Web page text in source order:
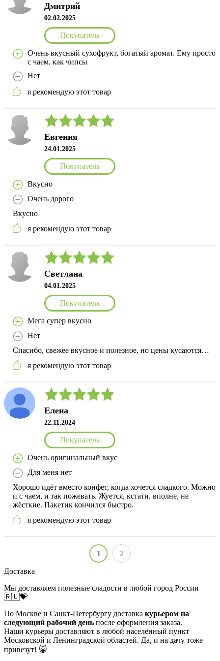
Дмитрий
02.02.2025
Покупатель
Очень вкусный сухофрукт, богатый аромат. Ему просто
с чаем, как чипсы
Нет
я рекомендую этот товар
Евгения
24.01.2025
Покупатель
Вкусно
Очень дорого
Вкусно
я рекомендую этот товар
Светлана
04.01.2025
Покупатель
Мега супер вкусно
Нет
Спасибо, свежее вкусное и полезное, но цены кусаются…
я рекомендую этот товар
Елена
22.11.2024
Покупатель
Очень оригинальный вкус
Для меня нет
Хорошо идёт вместо конфет, когда хочется сладкого. Можно
и с чаем, и так пожевать. Жуется, кстати, вполне, не
жёсткие. Пакетик кончился быстро.
я рекомендую этот товар
1 2
Доставка
Мы доставляем полезные сладости в любой город России
🇷🇺💝
По Москве и Санкт-Петербургу доставка курьером на
следующий рабочий день после оформления заказа.
Наши курьеры доставляют в любой населённый пункт
Московской и Ленинградской областей. Да, и на дачу тоже
привезут! 😺